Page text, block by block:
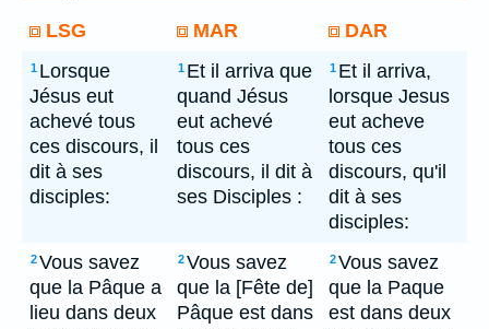
LSG
MAR DAR
1 Lorsque
Jésus eut
achevé tous
ces discours, il
dit à ses
disciples:
1 Et il arriva que
quand Jésus
eut achevé
tous ces
discours, il dit à
ses Disciples :
1 Et il arriva,
lorsque Jesus
eut acheve
tous ces
discours, qu'il
dit à ses
disciples:
2Vous savez
que la Pâque a
lieu dans deux
2Vous savez
que la [Fête de]
Pâque est dans
2Vous savez
que la Paque
est dans deux